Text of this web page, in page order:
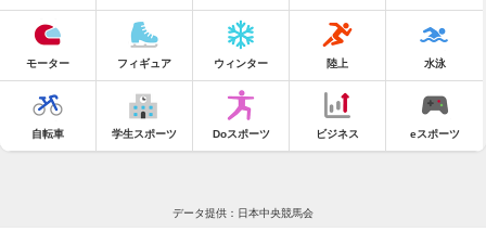
モーター フィギュア ウィンター 陸上 水泳
自転車 学生スポーツ Doスポーツ ビジネス eスポーツ
データ提供：日本中央競馬会